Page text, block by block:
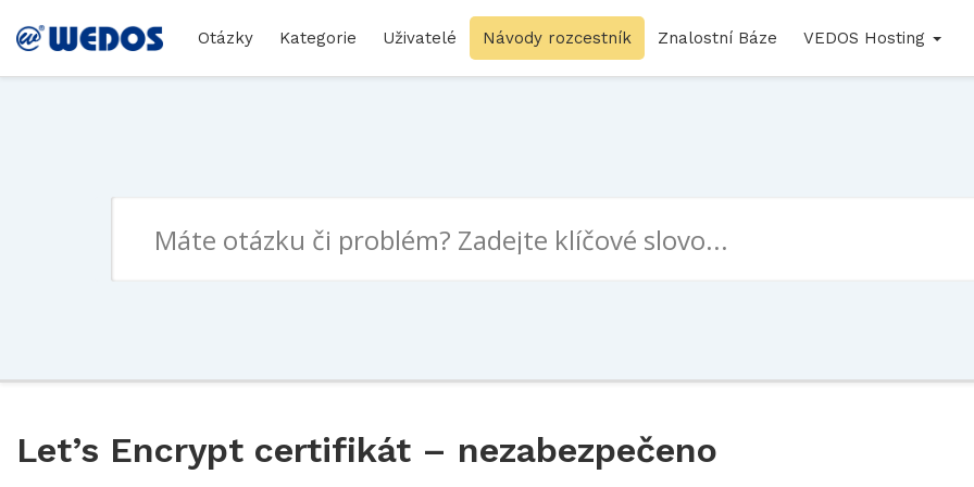
Otázky Kategorie Uživatelé Návody rozcestník Znalostní Báze VEDOS Hosting
Let’s Encrypt certifikát – nezabezpečeno